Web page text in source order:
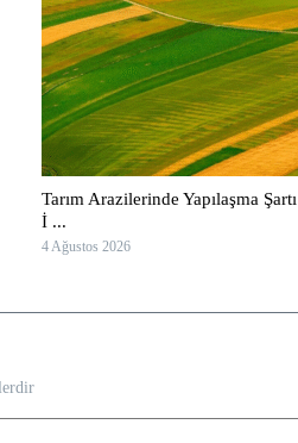
Tarım Arazilerinde Yapılaşma
İ ...
4 Ağustos 2026